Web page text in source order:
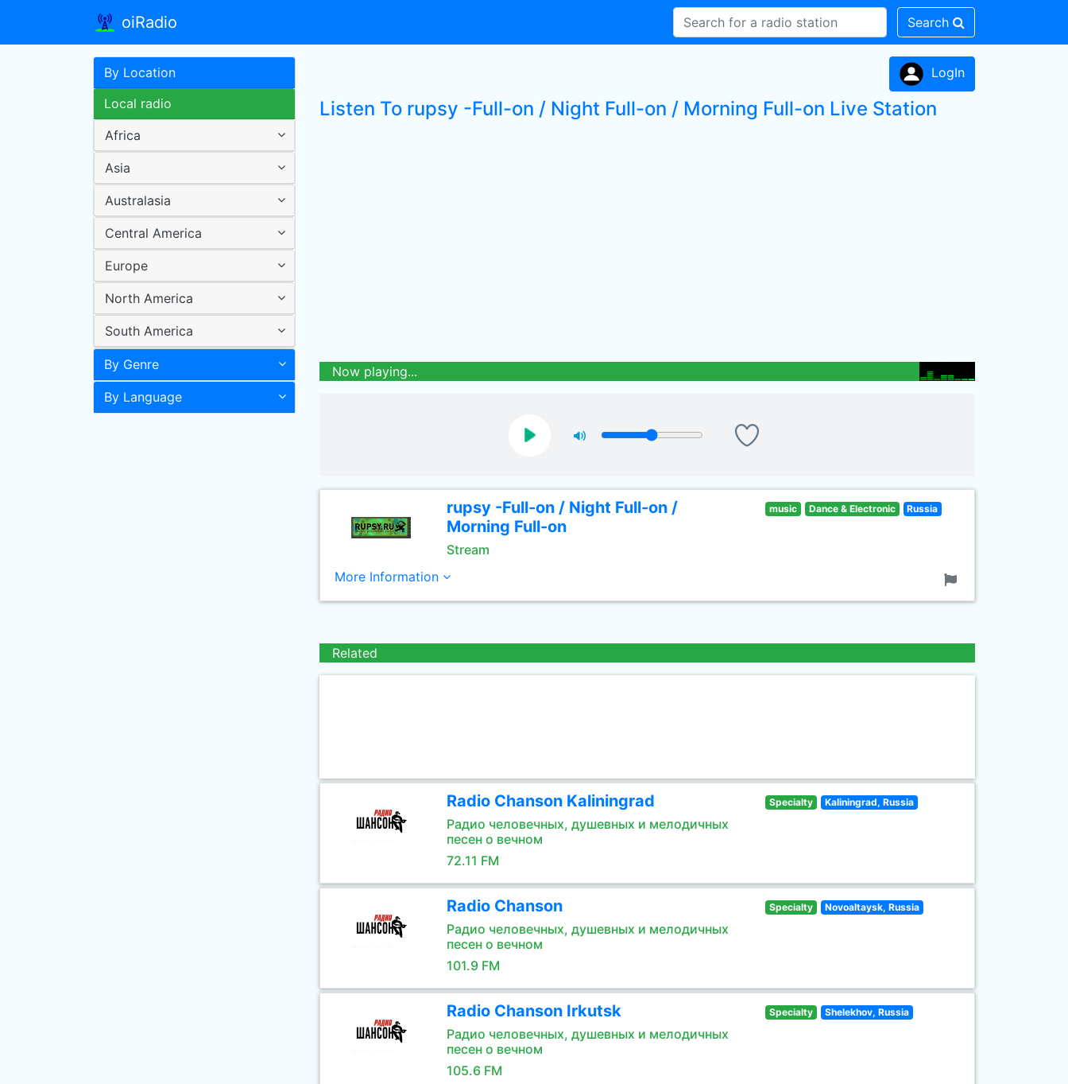
oiRadio Search
By Location
Local radio
Africa
Asia
Australasia
Central America
Europe
North America
South America
By Genre
By Language
LogIn
Listen To rupsy -Full-on / Night Full-on / Morning Full-on Live Station
Now playing...
rupsy -Full-on / Night Full-on /
Morning Full-on
Stream
music Dance & Electronic Russia
More Information
Related
Radio Chanson Kaliningrad
Радио человечных, душевных и мелодичных
песен о вечном
72.11 FM
Specialty Kaliningrad, Russia
Radio Chanson
Радио человечных, душевных и мелодичных
песен о вечном
101.9 FM
Specialty Novoaltaysk, Russia
Radio Chanson Irkutsk
Радио человечных, душевных и мелодичных
песен о вечном
105.6 FM
Specialty Shelekhov, Russia